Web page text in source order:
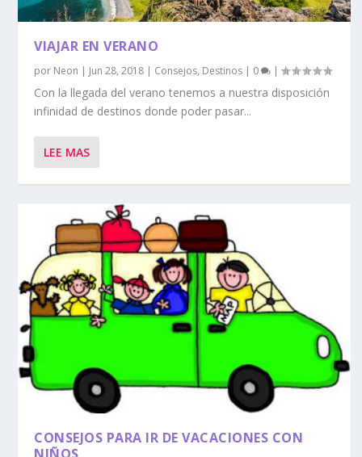
VIAJAR EN VERANO
por Neon | Jun 28, 2018 | Consejos, Destinos | 0 |
Con la llegada del verano tenemos a nuestra disposición
infinidad de destinos donde poder pasar...
LEE MAS
CONSEJOS PARA IR DE VACACIONES CON